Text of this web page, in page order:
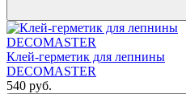
Клей-герметик для лепнины
DECOMASTER
540 руб.